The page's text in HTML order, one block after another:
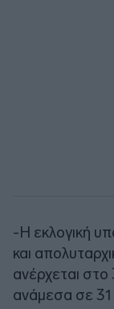
-Η εκλογική
και
ανέρχεται
ανάμεσα σε